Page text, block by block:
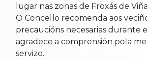
lugar nas zonas de Froxás de
O Concello recomenda aos
precaucións necesarias durante
agradece a comprensión pola
servizo.